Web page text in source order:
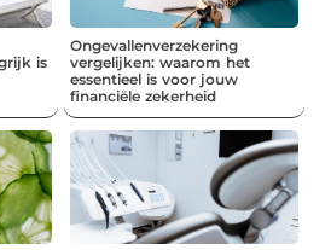
is
Ongevallenverzekering
vergelijken: waarom het
essentieel is voor jouw
financiële zekerheid